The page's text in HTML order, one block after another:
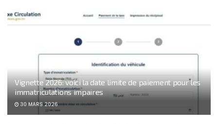
Vignette 2026: voici la date limite de paiement pour les
immatriculations impaires
30 MARS 2026